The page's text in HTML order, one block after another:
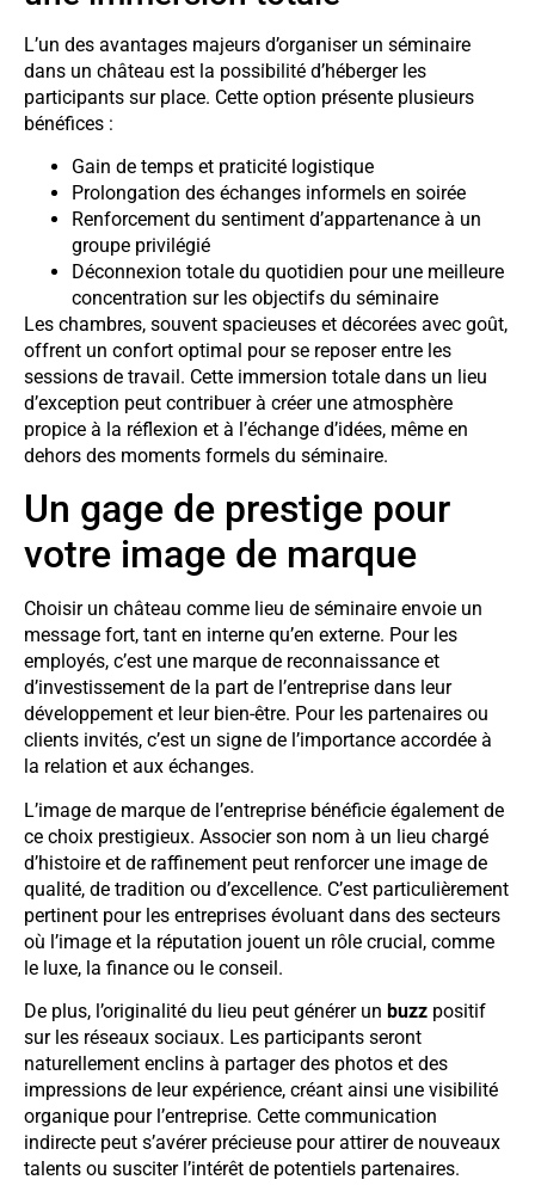
L’un des avantages majeurs d’organiser un séminaire
dans un château est la possibilité d’héberger les
participants sur place. Cette option présente plusieurs
bénéfices :
Gain de temps et praticité logistique
Prolongation des échanges informels en soirée
Renforcement du sentiment d’appartenance à un
groupe privilégié
Déconnexion totale du quotidien pour une meilleure
concentration sur les objectifs du séminaire
Les chambres, souvent spacieuses et décorées avec goût,
offrent un confort optimal pour se reposer entre les
sessions de travail. Cette immersion totale dans un lieu
d’exception peut contribuer à créer une atmosphère
propice à la réflexion et à l’échange d’idées, même en
dehors des moments formels du séminaire.
Un gage de prestige pour
votre image de marque
Choisir un château comme lieu de séminaire envoie un
message fort, tant en interne qu’en externe. Pour les
employés, c’est une marque de reconnaissance et
d’investissement de la part de l’entreprise dans leur
développement et leur bien-être. Pour les partenaires ou
clients invités, c’est un signe de l’importance accordée à
la relation et aux échanges.
L’image de marque de l’entreprise bénéficie également de
ce choix prestigieux. Associer son nom à un lieu chargé
d’histoire et de raffinement peut renforcer une image de
qualité, de tradition ou d’excellence. C’est particulièrement
pertinent pour les entreprises évoluant dans des secteurs
où l’image et la réputation jouent un rôle crucial, comme
le luxe, la finance ou le conseil.
De plus, l’originalité du lieu peut générer un buzz positif
sur les réseaux sociaux. Les participants seront
naturellement enclins à partager des photos et des
impressions de leur expérience, créant ainsi une visibilité
organique pour l’entreprise. Cette communication
indirecte peut s’avérer précieuse pour attirer de nouveaux
talents ou susciter l’intérêt de potentiels partenaires.